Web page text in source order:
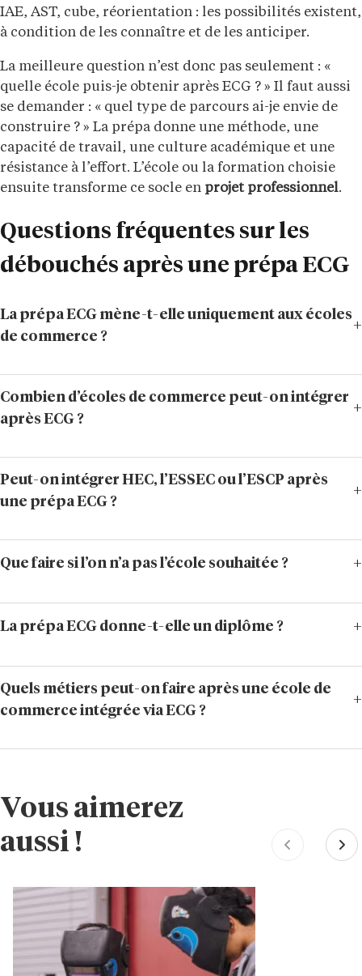
IAE, AST, cube, réorientation : les possibilités existent,
à condition de les connaître et de les anticiper.
La meilleure question n’est donc pas seulement : «
quelle école puis-je obtenir après ECG ? » Il faut aussi
se demander : « quel type de parcours ai-je envie de
construire ? » La prépa donne une méthode, une
capacité de travail, une culture académique et une
résistance à l’effort. L’école ou la formation choisie
ensuite transforme ce socle en projet professionnel.
Questions fréquentes sur les
débouchés après une prépa ECG
La prépa ECG mène-t-elle uniquement aux écoles
de commerce ?
Combien d’écoles de commerce peut-on intégrer
après ECG ?
Peut-on intégrer HEC, l’ESSEC ou l’ESCP après
une prépa ECG ?
Que faire si l’on n’a pas l’école souhaitée ?
La prépa ECG donne-t-elle un diplôme ?
Quels métiers peut-on faire après une école de
commerce intégrée via ECG ?
Vous aimerez
aussi !